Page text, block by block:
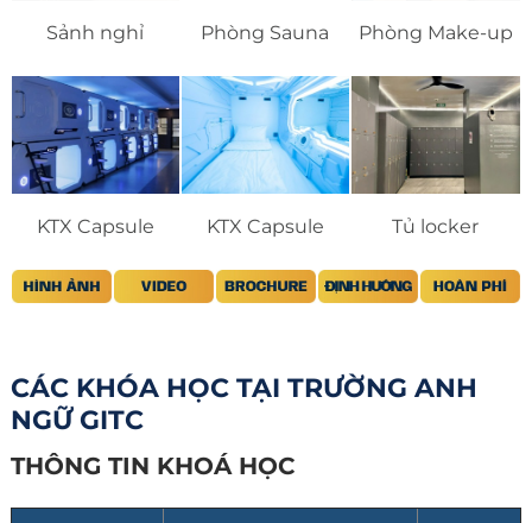
Sảnh nghỉ Phòng Sauna Phòng Make-up
KTX Capsule KTX Capsule Tủ locker
CÁC KHÓA HỌC TẠI TRƯỜNG ANH
NGỮ GITC
THÔNG TIN KHOÁ HỌC